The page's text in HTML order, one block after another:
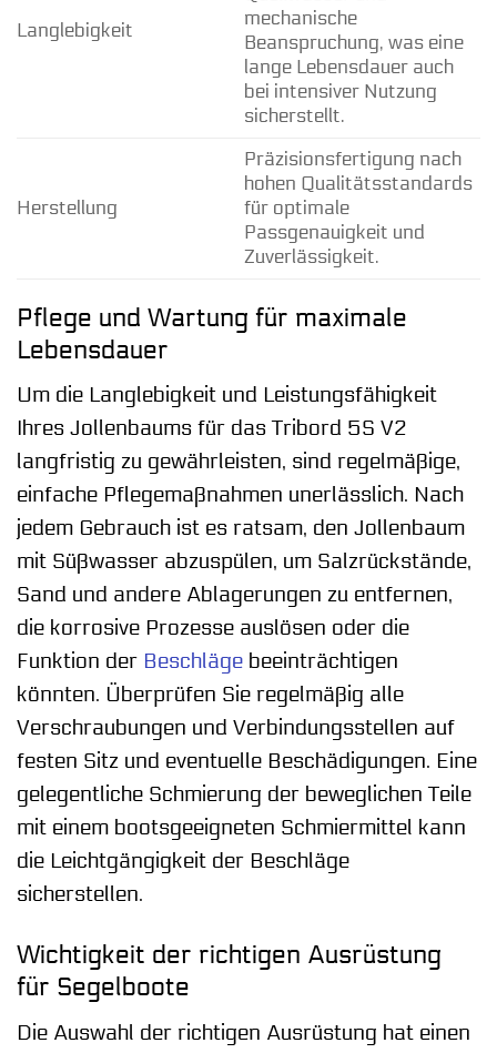
Langlebigkeit
mechanische
Beanspruchung, was eine
lange Lebensdauer auch
bei intensiver Nutzung
sicherstellt.
Herstellung
Präzisionsfertigung nach
hohen Qualitätsstandards
für optimale
Passgenauigkeit und
Zuverlässigkeit.
Pflege und Wartung für maximale
Lebensdauer
Um die Langlebigkeit und Leistungsfähigkeit
Ihres Jollenbaums für das Tribord 5S V2
langfristig zu gewährleisten, sind regelmäßige,
einfache Pflegemaßnahmen unerlässlich. Nach
jedem Gebrauch ist es ratsam, den Jollenbaum
mit Süßwasser abzuspülen, um Salzrückstände,
Sand und andere Ablagerungen zu entfernen,
die korrosive Prozesse auslösen oder die
Funktion der Beschläge beeinträchtigen
könnten. Überprüfen Sie regelmäßig alle
Verschraubungen und Verbindungsstellen auf
festen Sitz und eventuelle Beschädigungen. Eine
gelegentliche Schmierung der beweglichen Teile
mit einem bootsgeeigneten Schmiermittel kann
die Leichtgängigkeit der Beschläge
sicherstellen.
Wichtigkeit der richtigen Ausrüstung
für Segelboote
Die Auswahl der richtigen Ausrüstung hat einen